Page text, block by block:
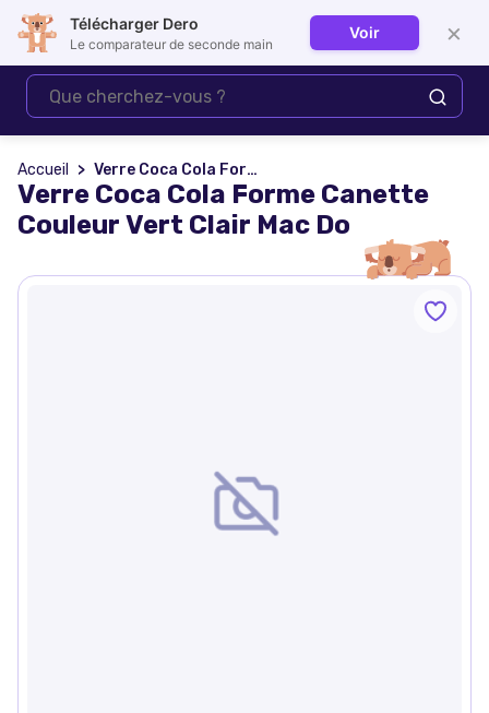
Se connecter
Accueil Verre Coca Cola Forme Canette Couleur Vert Clair Mac Do
Verre Coca Cola Forme Canette
Couleur Vert Clair Mac Do
Télécharger Dero
Le comparateur de seconde main
Voir ×